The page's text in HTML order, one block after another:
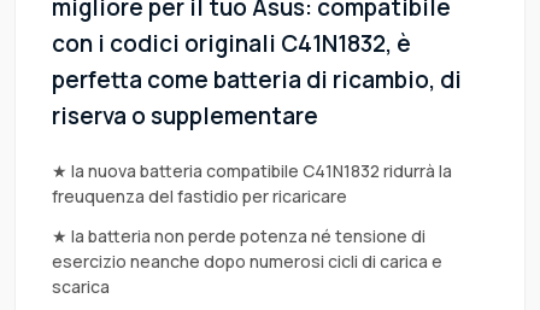
migliore per il tuo Asus: compatibile
con i codici originali C41N1832, è
perfetta come batteria di ricambio, di
riserva o supplementare
★ la nuova batteria compatibile C41N1832 ridurrà la
freuquenza del fastidio per ricaricare
★ la batteria non perde potenza né tensione di
esercizio neanche dopo numerosi cicli di carica e
scarica